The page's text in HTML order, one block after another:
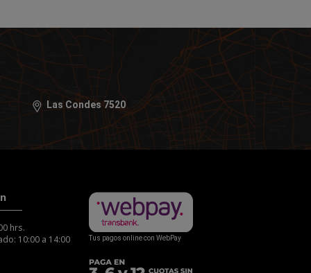
Las Condes 7520
hrs.
10:00 a 14:00
Tus pagos online con WebPay